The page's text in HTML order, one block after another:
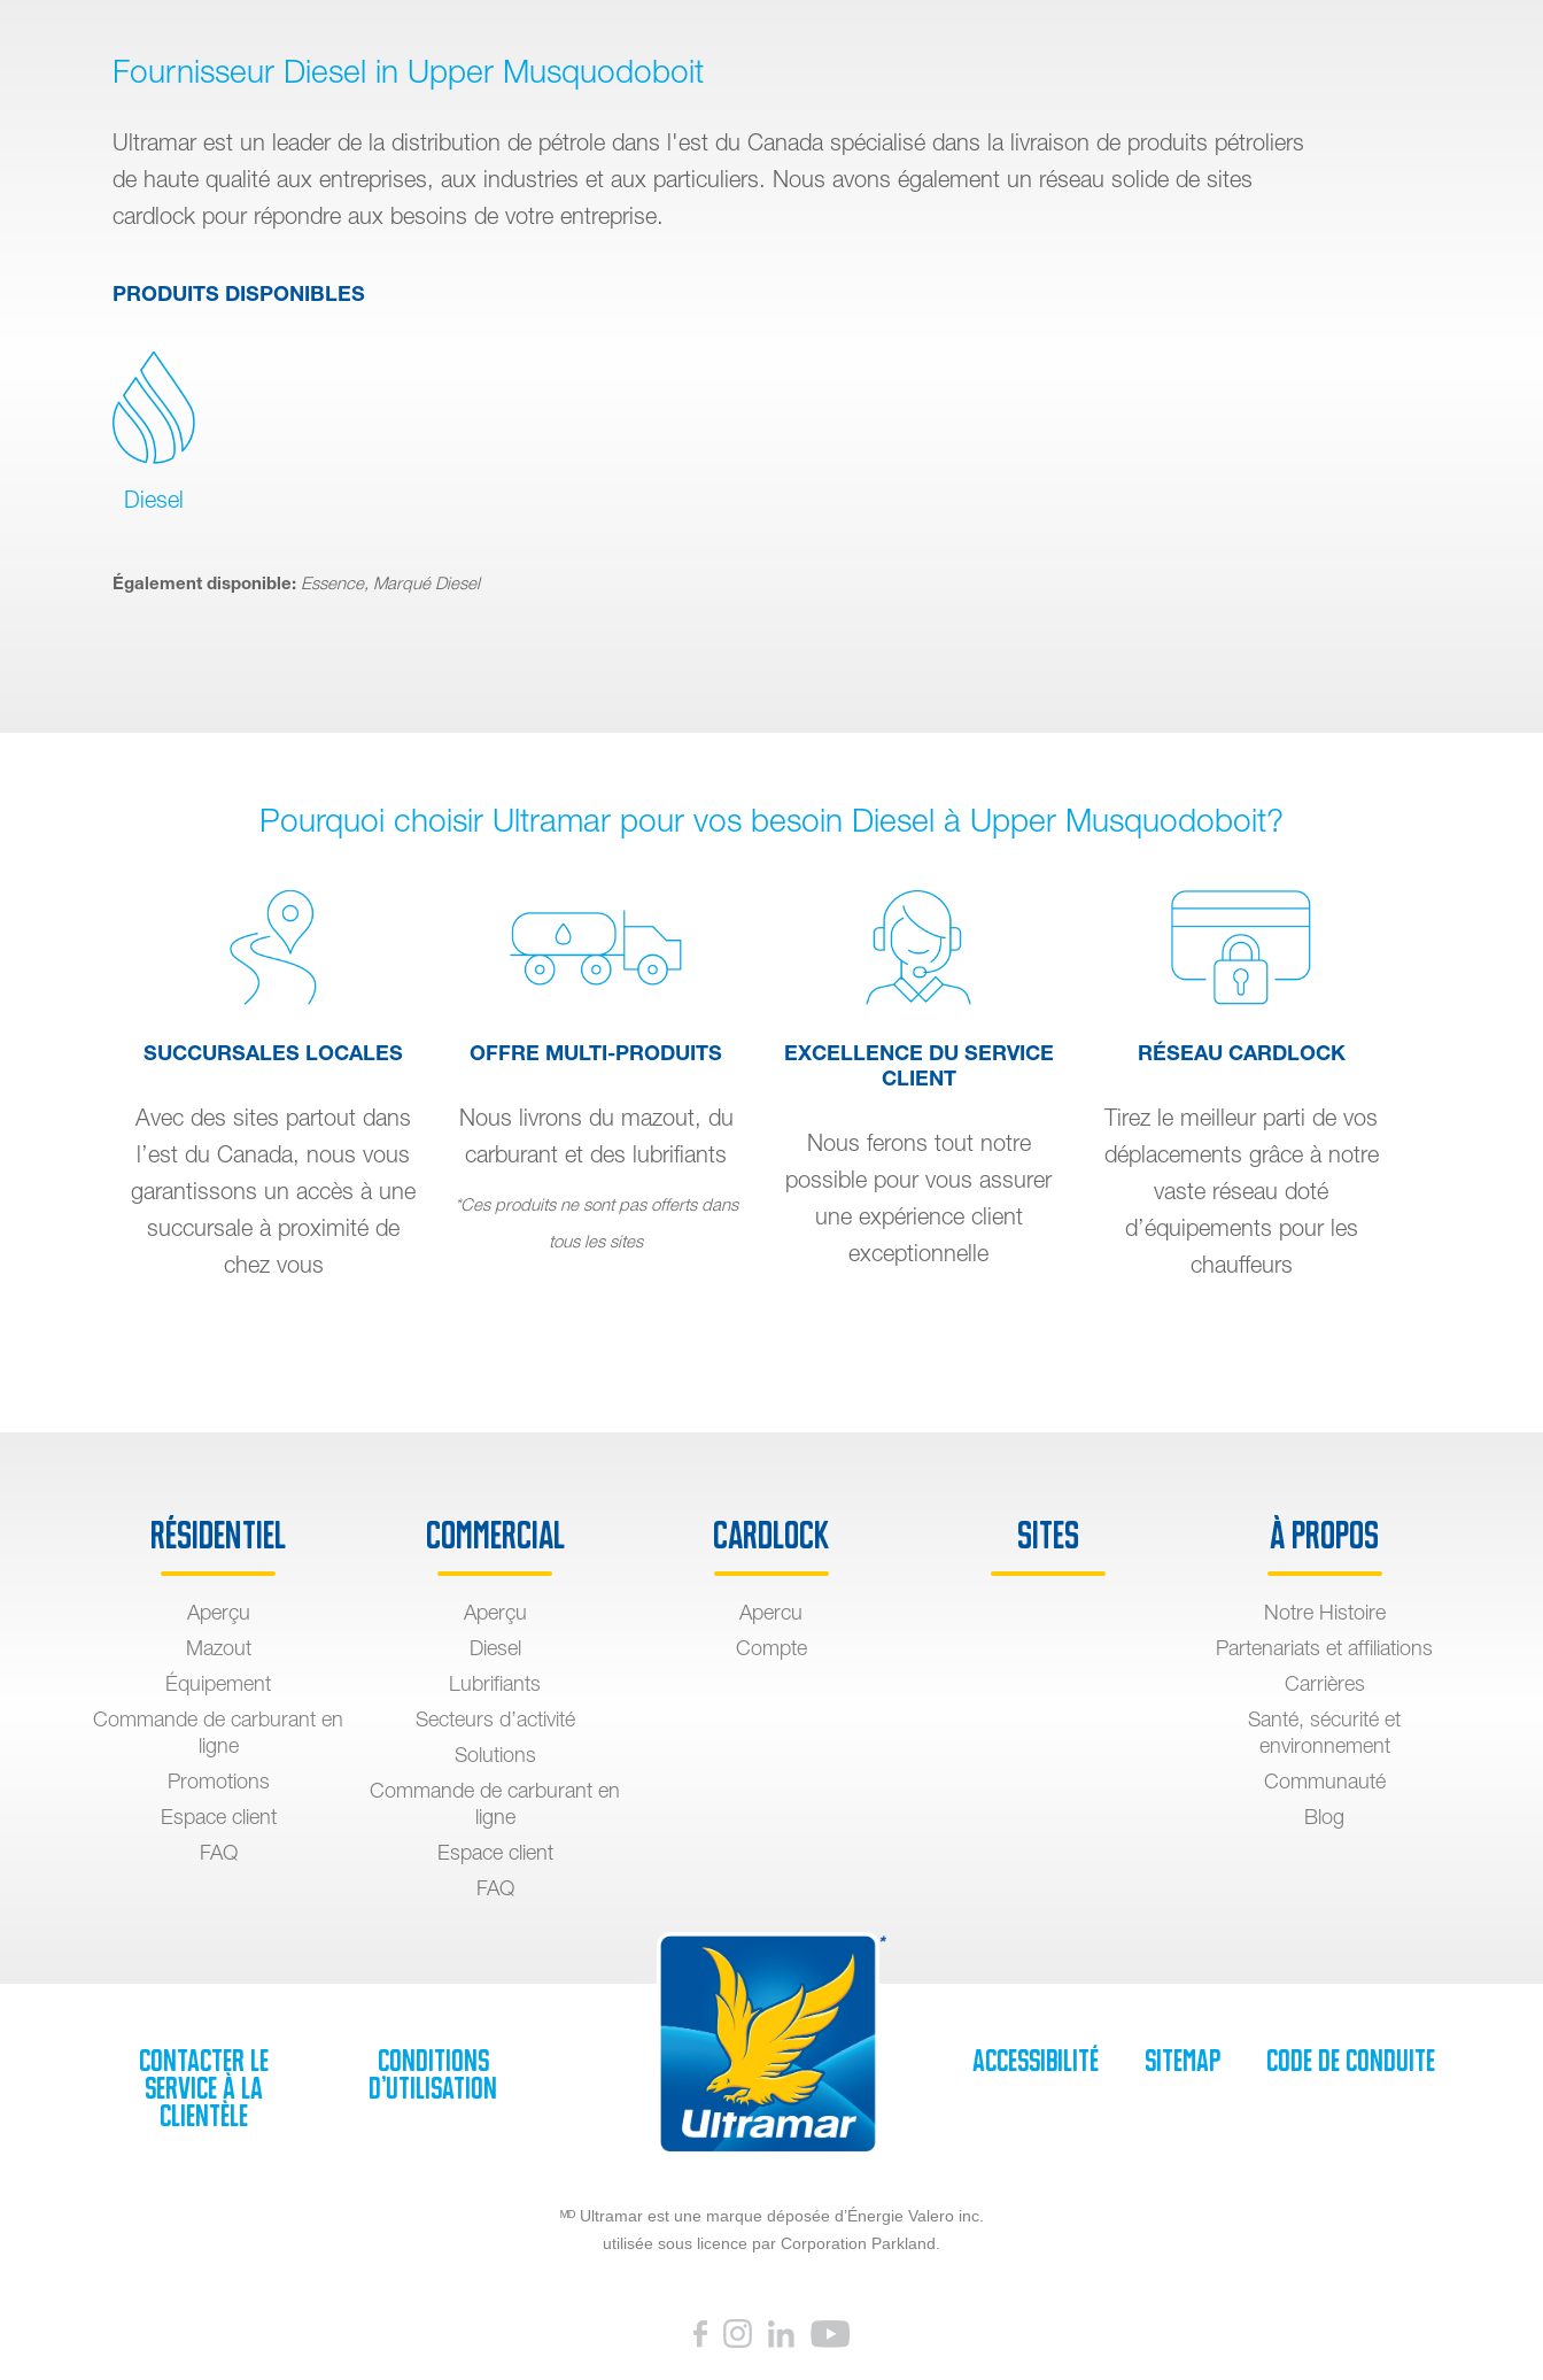
Fournisseur Diesel in Upper Musquodoboit
Ultramar est un leader de la distribution de pétrole dans l'est du Canada spécialisé dans la livraison de produits pétroliers
de haute qualité aux entreprises, aux industries et aux particuliers. Nous avons également un réseau solide de sites
cardlock pour répondre aux besoins de votre entreprise.
PRODUITS DISPONIBLES
Diesel
Également disponible: Essence, Marqué Diesel
Pourquoi choisir Ultramar pour vos besoin Diesel à Upper Musquodoboit?
SUCCURSALES LOCALES
Avec des sites partout dans
l’est du Canada, nous vous
garantissons un accès à une
succursale à proximité de
chez vous
OFFRE MULTI-PRODUITS
Nous livrons du mazout, du
carburant et des lubrifiants
*Ces produits ne sont pas offerts dans
tous les sites
EXCELLENCE DU SERVICE
CLIENT
Nous ferons tout notre
possible pour vous assurer
une expérience client
exceptionnelle
RÉSEAU CARDLOCK
Tirez le meilleur parti de vos
déplacements grâce à notre
vaste réseau doté
d’équipements pour les
chauffeurs
Résidentiel
Aperçu
Mazout
Équipement
Commande de carburant en
ligne
Promotions
Espace client
FAQ
Commercial
Aperçu
Diesel
Lubrifiants
Secteurs d’activité
Solutions
Commande de carburant en
ligne
Espace client
FAQ
Cardlock
Apercu
Compte
sites À propos
Notre Histoire
Partenariats et affiliations
Carrières
Santé, sécurité et
environnement
Communauté
Blog
Contacter le
service à la
clientèle
Conditions
d’utilisation
Accessibilité SiteMap Code de Conduite
ᴹᴰ Ultramar est une marque déposée d’Énergie Valero inc.
utilisée sous licence par Corporation Parkland.